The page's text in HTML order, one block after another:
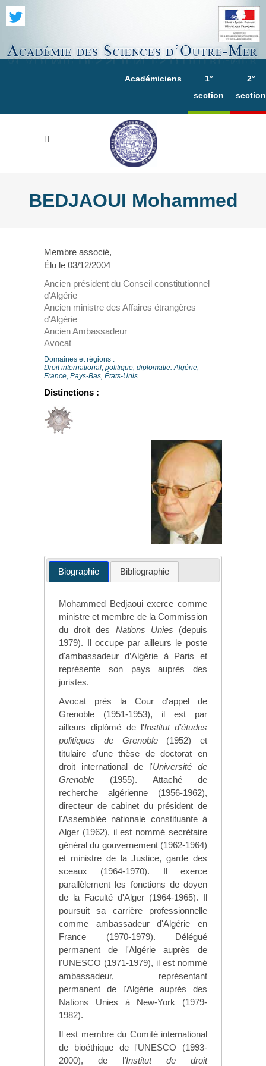
Académiciens
1°
section
2°
section
BEDJAOUI Mohammed
Membre associé,
Élu le 03/12/2004
Ancien président du Conseil constitutionnel
d'Algérie
Ancien ministre des Affaires étrangères
d'Algérie
Ancien Ambassadeur
Avocat
Domaines et régions :
Droit international, politique, diplomatie. Algérie,
France, Pays-Bas, États-Unis
Distinctions :
Biographie Bibliographie
Mohammed Bedjaoui exerce comme
ministre et membre de la Commission
du droit des Nations Unies (depuis
1979). Il occupe par ailleurs le poste
d'ambassadeur d’Algérie à Paris et
représente son pays auprès des
juristes.
Avocat près la Cour d'appel de
Grenoble (1951-1953), il est par
ailleurs diplômé de l'Institut d'études
politiques de Grenoble(1952) et
titulaire d'une thèse de doctorat en
droit international de l'Université de
Grenoble (1955). Attaché de
recherche algérienne (1956-1962),
directeur de cabinet du président de
l'Assemblée nationale constituante à
Alger (1962), il est nommé secrétaire
général du gouvernement (1962-1964)
et ministre de la Justice, garde des
sceaux (1964-1970). Il exerce
parallèlement les fonctions de doyen
de la Faculté d'Alger (1964-1965). Il
poursuit sa carrière professionnelle
comme ambassadeur d'Algérie en
France (1970-1979). Délégué
permanent de l'Algérie auprès de
l'UNESCO (1971-1979), il est nommé
ambassadeur, représentant
permanent de l'Algérie auprès des
Nations Unies à New-York (1979-
1982).
Il est membre du Comité international
de bioéthique de l'UNESCO (1993-
2000), de l'Institut de droit